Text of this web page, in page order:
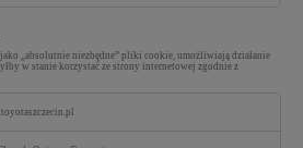
„absolutnie niezbędne” pliki cookie, umożliwiają działanie
w stanie korzystać ze strony internetowej zgodnie z